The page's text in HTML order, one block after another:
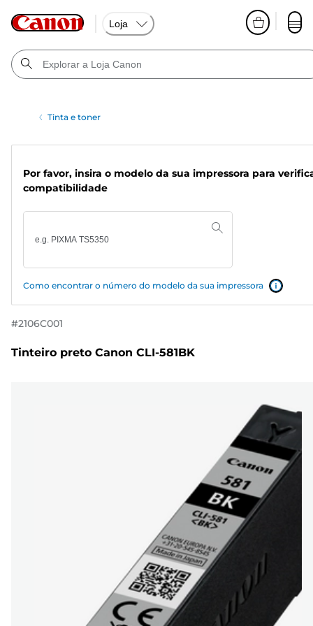
Loja
Tinta e toner
Por favor, insira o modelo da sua impressora para
compatibilidade
Como encontrar o número do modelo da sua impressora
#2106C001
Tinteiro preto Canon CLI-581BK